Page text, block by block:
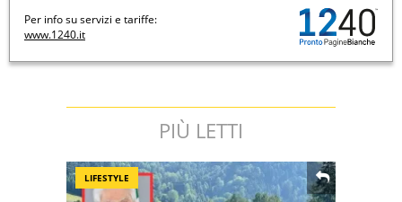
Per info su servizi e tariffe:
www.1240.it
PIÙ LETTI
LIFESTYLE